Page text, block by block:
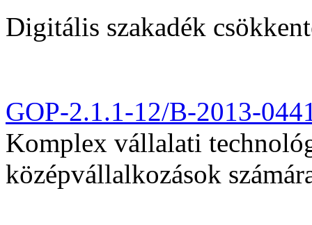
Digitális szakadék
GOP-2.1.1-12/B-2013-
Komplex vállalati
középvállalkozások